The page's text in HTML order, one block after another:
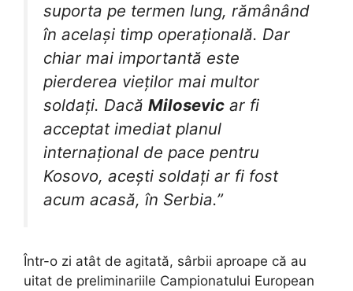
suporta pe termen lung, rămânând
în același timp operațională. Dar
chiar mai importantă este
pierderea vieților mai multor
soldați. Dacă Milosevic ar fi
acceptat imediat planul
internațional de pace pentru
Kosovo, acești soldați ar fi fost
acum acasă, în Serbia.”
Într-o zi atât de agitată, sârbii aproape că au
uitat de preliminariile Campionatului European